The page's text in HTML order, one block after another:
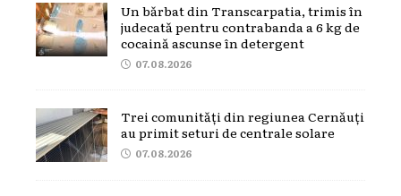
Un bărbat din Transcarpatia, trimis în
judecată pentru contrabanda a 6 kg de
cocaină ascunse în detergent
07.08.2026
Trei comunități din regiunea Cernăuți
au primit seturi de centrale solare
07.08.2026